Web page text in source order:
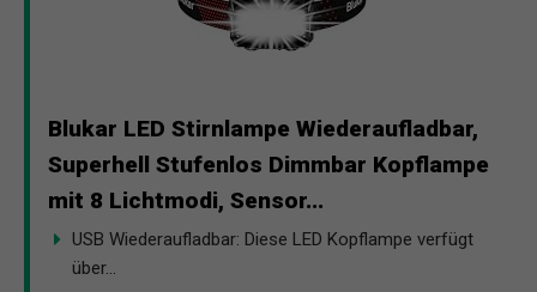
Blukar LED Stirnlampe Wiederaufladbar,
Superhell Stufenlos Dimmbar Kopflampe
mit 8 Lichtmodi, Sensor...
USB Wiederaufladbar: Diese LED Kopflampe verfügt
über...